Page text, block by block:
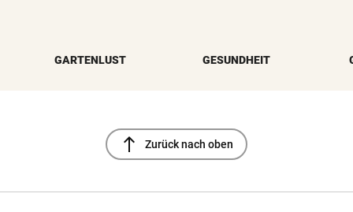
GARTENLUST GESUNDHEIT
north Zurück nach oben